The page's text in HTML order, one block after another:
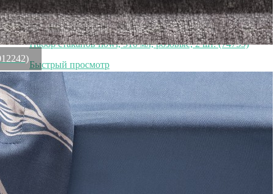
Набор стаканов flowi, 510 мл, розовые, 2 шт. (74759)
Быстрый просмотр
3 700₽
Емкость 7469.2, Стекло, алюминий, pink, IVV